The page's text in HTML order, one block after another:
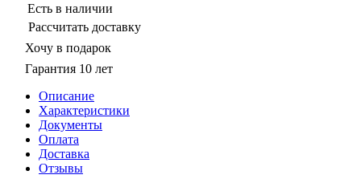
Есть в наличии
Рассчитать доставку
Хочу в подарок
Гарантия 10 лет
Описание
Характеристики
Документы
Оплата
Доставка
Отзывы